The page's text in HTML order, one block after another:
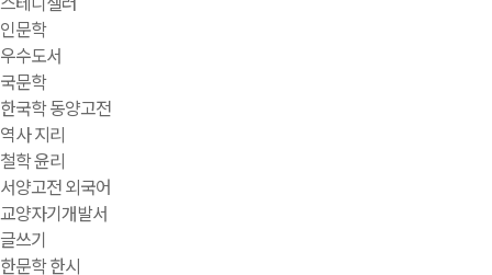
인문학
우수도서
국문학
한국학 동양고전
역사 지리
철학 윤리
서양고전 외국어
교양자기개발서
글쓰기
한문학 한시